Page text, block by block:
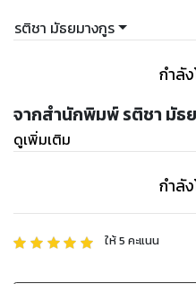
รติชา มัธยมางกูร
กำลั
จากสำนักพิมพ์ รติชา มัธ
ดูเพิ่มเติม
กำลั
ให้5 คะแนน